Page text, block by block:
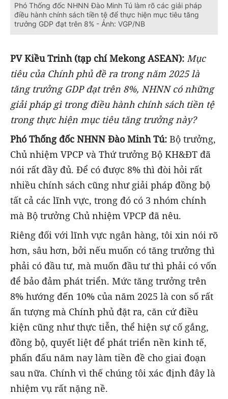
Phó Thống đốc NHNN Đào Minh Tú làm rõ các giải pháp
điều hành chính sách tiền tệ để thực hiện mục tiêu tăng
trưởng GDP đạt trên 8% - Ảnh: VGP/NB
PV Kiều Trinh (tạp chí Mekong ASEAN): Mục
tiêu của Chính phủ đề ra trong năm 2025 là
tăng trưởng GDP đạt trên 8%, NHNN có những
giải pháp gì trong điều hành chính sách tiền tệ
trong thực hiện mục tiêu tăng trưởng này?
Phó Thống đốc NHNN Đào Minh Tú: Bộ trưởng,
Chủ nhiệm VPCP và Thứ trưởng Bộ KH&ĐT đã
nói rất đầy đủ. Để có được 8% thì đòi hỏi rất
nhiều chính sách cũng như giải pháp đồng bộ
tất cả các lĩnh vực, trong đó có 3 nhóm chính
mà Bộ trưởng Chủ nhiệm VPCP đã nêu.
Riêng đối với lĩnh vực ngân hàng, tôi xin nói rõ
hơn, sâu hơn, bởi nếu muốn có tăng trưởng thì
phải có đầu tư, mà muốn đầu tư thì phải có vốn
để bảo đảm phát triển. Mức tăng trưởng trên
8% hướng đến 10% của năm 2025 là con số rất
ấn tượng mà Chính phủ đặt ra, căn cứ điều
kiện cũng như thực tiễn, thể hiện sự cố gắng,
đồng bộ, quyết liệt để phát triển nền kinh tế,
phấn đấu năm nay làm tiền đề cho giai đoạn
sau nữa. Chính vì thế chúng tôi xác định đây là
nhiệm vụ rất nặng nề.